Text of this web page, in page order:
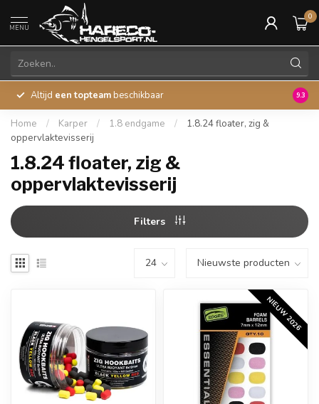
MENU
0
Altijd een topteam beschikbaar 45
9.3
Home / Karper / 1.8 endgame /
1.8.24 floater, zig &
oppervlaktevisserij
1.8.24 floater, zig &
oppervlaktevisserij
Filters
NIEUW 2026